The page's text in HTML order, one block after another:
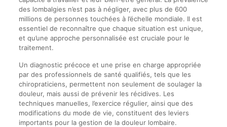
des lombalgies n’est pas à négliger, avec plus de 600
millions de personnes touchées à l’échelle mondiale. Il est
essentiel de reconnaître que chaque situation est unique,
et qu’une approche personnalisée est cruciale pour le
traitement.
Un diagnostic précoce et une prise en charge appropriée
par des professionnels de santé qualifiés, tels que les
chiropraticiens, permettent non seulement de soulager la
douleur, mais aussi de prévenir les récidives. Les
techniques manuelles, l’exercice régulier, ainsi que des
modifications du mode de vie, constituent des leviers
importants pour la gestion de la douleur lombaire.